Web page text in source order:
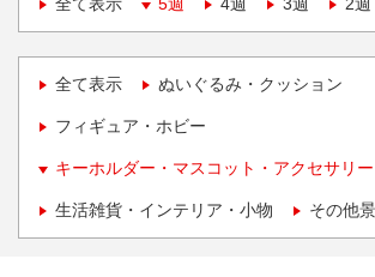
全て表示 ぬいぐるみ・クッション
フィギュア・ホビー
キーホルダー・マスコット・アクセサリー
生活雑貨・インテリア・小物 その他